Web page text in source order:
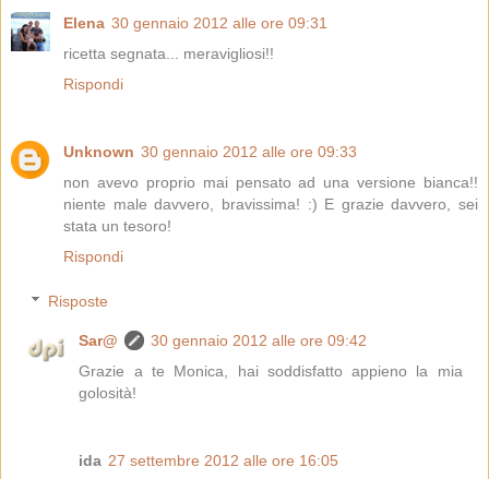
Elena 30 gennaio 2012 alle ore 09:31
ricetta segnata... meravigliosi!!
Rispondi
Unknown 30 gennaio 2012 alle ore 09:33
non avevo proprio mai pensato ad una versione bianca!!
niente male davvero, bravissima! :) E grazie davvero, sei
stata un tesoro!
Rispondi
Risposte
Sar@
30 gennaio 2012 alle ore 09:42
Grazie a te Monica, hai soddisfatto appieno la mia
golosità!
ida 27 settembre 2012 alle ore 16:05